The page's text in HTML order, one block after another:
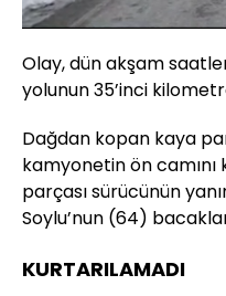
Sesi
Aç
Olay, dün akşam
yolunun 35’inci
Dağdan kopan kaya
kamyonetin ön camını
parçası sürücünün
Soylu’nun (64)
KURTARILAMADI